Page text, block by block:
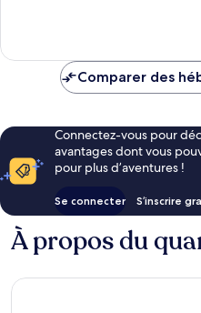
Comparer des
Connectez-vous pour
avantages dont vous
pour plus d’aventures !
Se connecter S’inscrire
À propos du